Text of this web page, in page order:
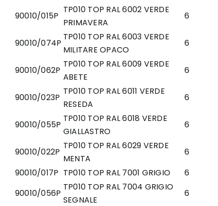
90010/015P
TP010 TOP RAL 6002 VERDE
PRIMAVERA
6
90010/074P
TP010 TOP RAL 6003 VERDE
MILITARE OPACO
6
90010/062P
TP010 TOP RAL 6009 VERDE
ABETE
6
90010/023P
TP010 TOP RAL 6011 VERDE
RESEDA
6
90010/055P
TP010 TOP RAL 6018 VERDE
GIALLASTRO
6
90010/022P
TP010 TOP RAL 6029 VERDE
MENTA
6
90010/017P TP010 TOP RAL 7001 GRIGIO
6
90010/056P
TP010 TOP RAL 7004 GRIGIO
SEGNALE
6